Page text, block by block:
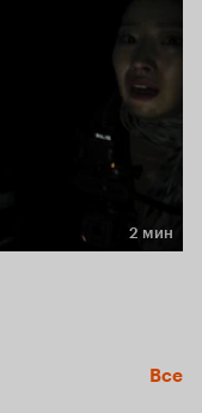
2 мин
Все